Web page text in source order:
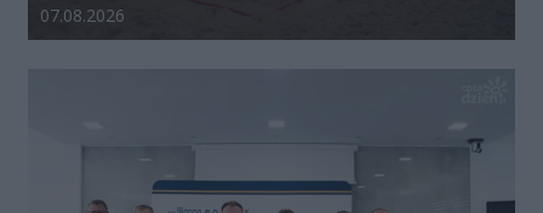
Data dodania galerii:
07.08.2026